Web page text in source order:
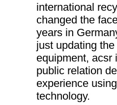
international
changed the
years in
just updating
equipment, acsr
public relation
experience
technology.